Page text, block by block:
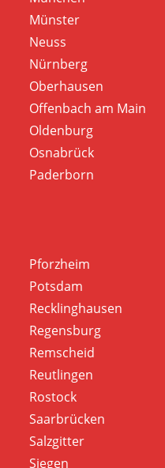
Münster
Neuss
Nürnberg
Oberhausen
Offenbach am Main
Oldenburg
Osnabrück
Paderborn
Pforzheim
Potsdam
Recklinghausen
Regensburg
Remscheid
Reutlingen
Rostock
Saarbrücken
Salzgitter
Siegen